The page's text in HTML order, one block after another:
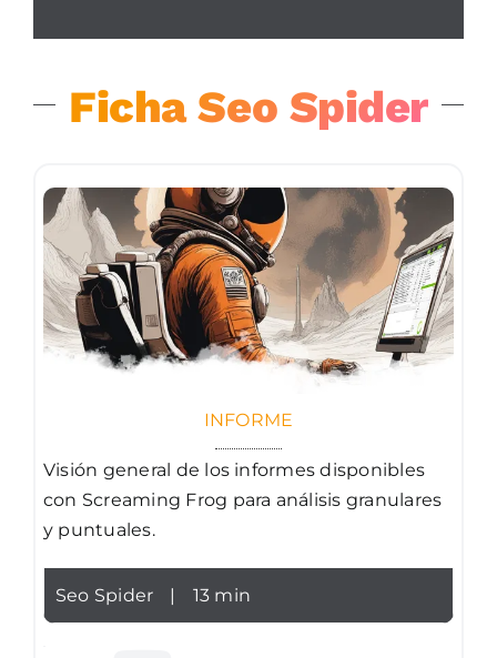
Ficha Seo Spider
INFORME
Visión general de los informes disponibles
con Screaming Frog para análisis granulares
y puntuales.
Seo Spider | 13 min